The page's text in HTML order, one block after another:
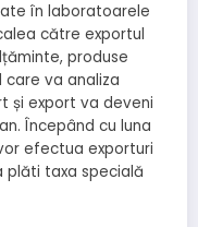
în laboratoarele
către exportul
produse
care va analiza
și export va deveni
Începând cu luna
efectua exporturi
plăti taxa specială